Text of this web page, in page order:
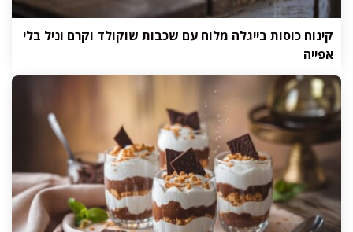
קינוח כוסות בייגלה מלוח עם שכבות שוקולד וקרם וניל בלי
אפייה